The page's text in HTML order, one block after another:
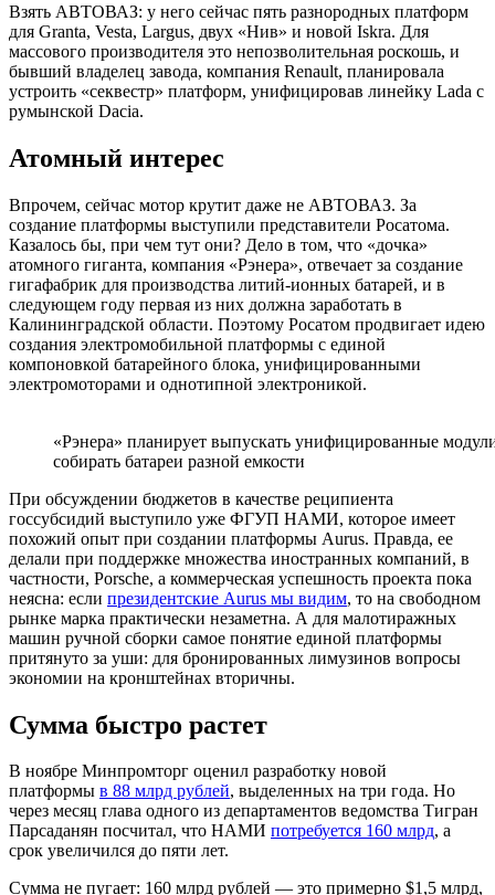
Взять АВТОВАЗ: у него сейчас пять разнородных платформ
для Granta, Vesta, Largus, двух «Нив» и новой Iskra. Для
массового производителя это непозволительная роскошь, и
бывший владелец завода, компания Renault, планировала
устроить «секвестр» платформ, унифицировав линейку Lada с
румынской Dacia.
Атомный интерес
Впрочем, сейчас мотор крутит даже не АВТОВАЗ. За
создание платформы выступили представители Росатома.
Казалось бы, при чем тут они? Дело в том, что «дочка»
атомного гиганта, компания «Рэнера», отвечает за создание
гигафабрик для производства литий-ионных батарей, и в
следующем году первая из них должна заработать в
Калининградской области. Поэтому Росатом продвигает идею
создания электромобильной платформы с единой
компоновкой батарейного блока, унифицированными
электромоторами и однотипной электроникой.
«Рэнера» планирует выпускать унифицированные
собирать батареи разной емкости
При обсуждении бюджетов в качестве реципиента
госсубсидий выступило уже ФГУП НАМИ, которое имеет
похожий опыт при создании платформы Aurus. Правда, ее
делали при поддержке множества иностранных компаний, в
частности, Porsche, а коммерческая успешность проекта пока
неясна: если президентские Aurus мы видим, то на свободном
рынке марка практически незаметна. А для малотиражных
машин ручной сборки самое понятие единой платформы
притянуто за уши: для бронированных лимузинов вопросы
экономии на кронштейнах вторичны.
Сумма быстро растет
В ноябре Минпромторг оценил разработку новой
платформы в 88 млрд рублей, выделенных на три года. Но
через месяц глава одного из департаментов ведомства Тигран
Парсаданян посчитал, что НАМИ потребуется 160 млрд, а
срок увеличился до пяти лет.
Сумма не пугает: 160 млрд рублей — это примерно $1,5 млрд,